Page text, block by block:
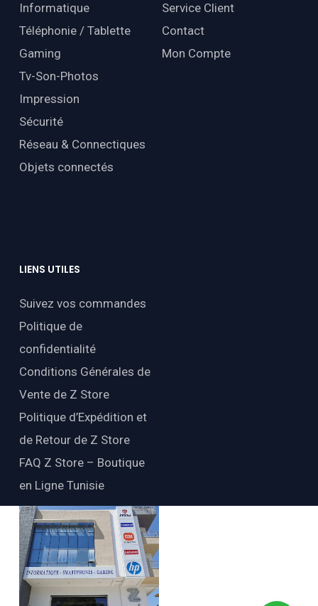
Informatique
Téléphonie / Tablette
Gaming
Tv-Son-Photos
Impression
Sécurité
Réseau & Connectiques
Objets connectés
Service Client
Contact
Mon Compte
LIENS UTILES
Suivez vos commandes
Politique de
confidentialité
Conditions Générales de
Vente de Z Store
Politique d’Expédition et
de Retour de Z Store
FAQ Z Store – Boutique
en Ligne Tunisie